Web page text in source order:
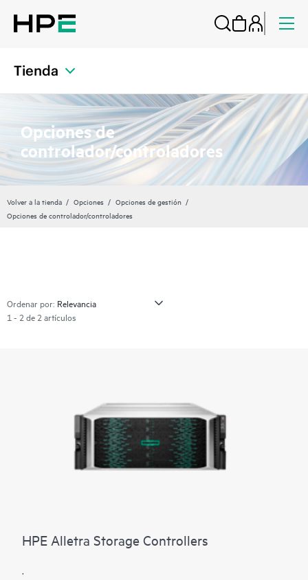
Tienda
Opciones de
controlador/controladores
Volver a la tienda Opciones
Opciones de gestión
Opciones de controlador/controladores
Ordenar por:
1 - 2 de 2 artículos
HPE Alletra Storage Controllers
.